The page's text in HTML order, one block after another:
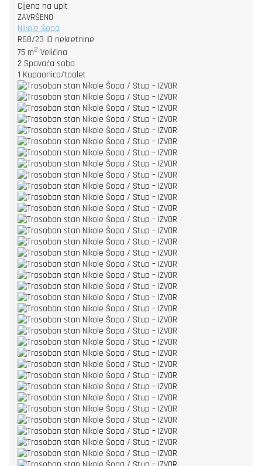
Cijena na upit
ZAVRŠENO
Nikole Šopa
R68/23 ID nekretnine
75 m2 Veličina
2 Spavaća soba
1 Kupaonica/toalet